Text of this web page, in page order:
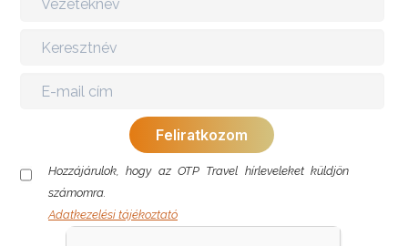
Hozzájárulok, hogy az OTP Travel hírleveleket küldjön
számomra.
Adatkezelési tájékoztató